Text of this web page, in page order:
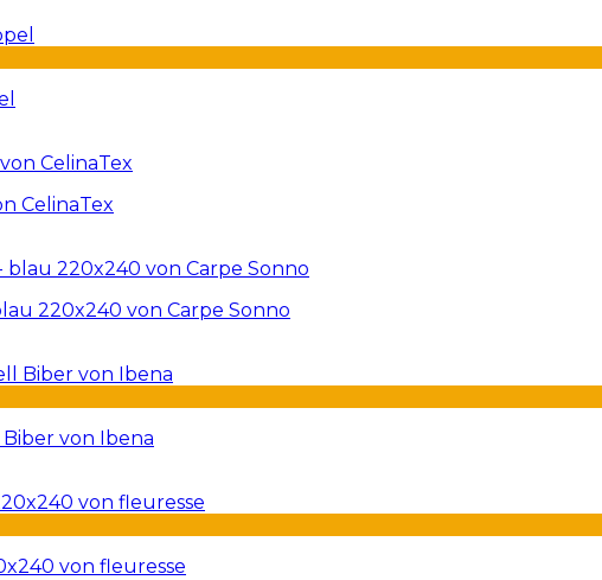
CelinaTex
220x240 von Carpe Sonno
von Ibena
von fleuresse